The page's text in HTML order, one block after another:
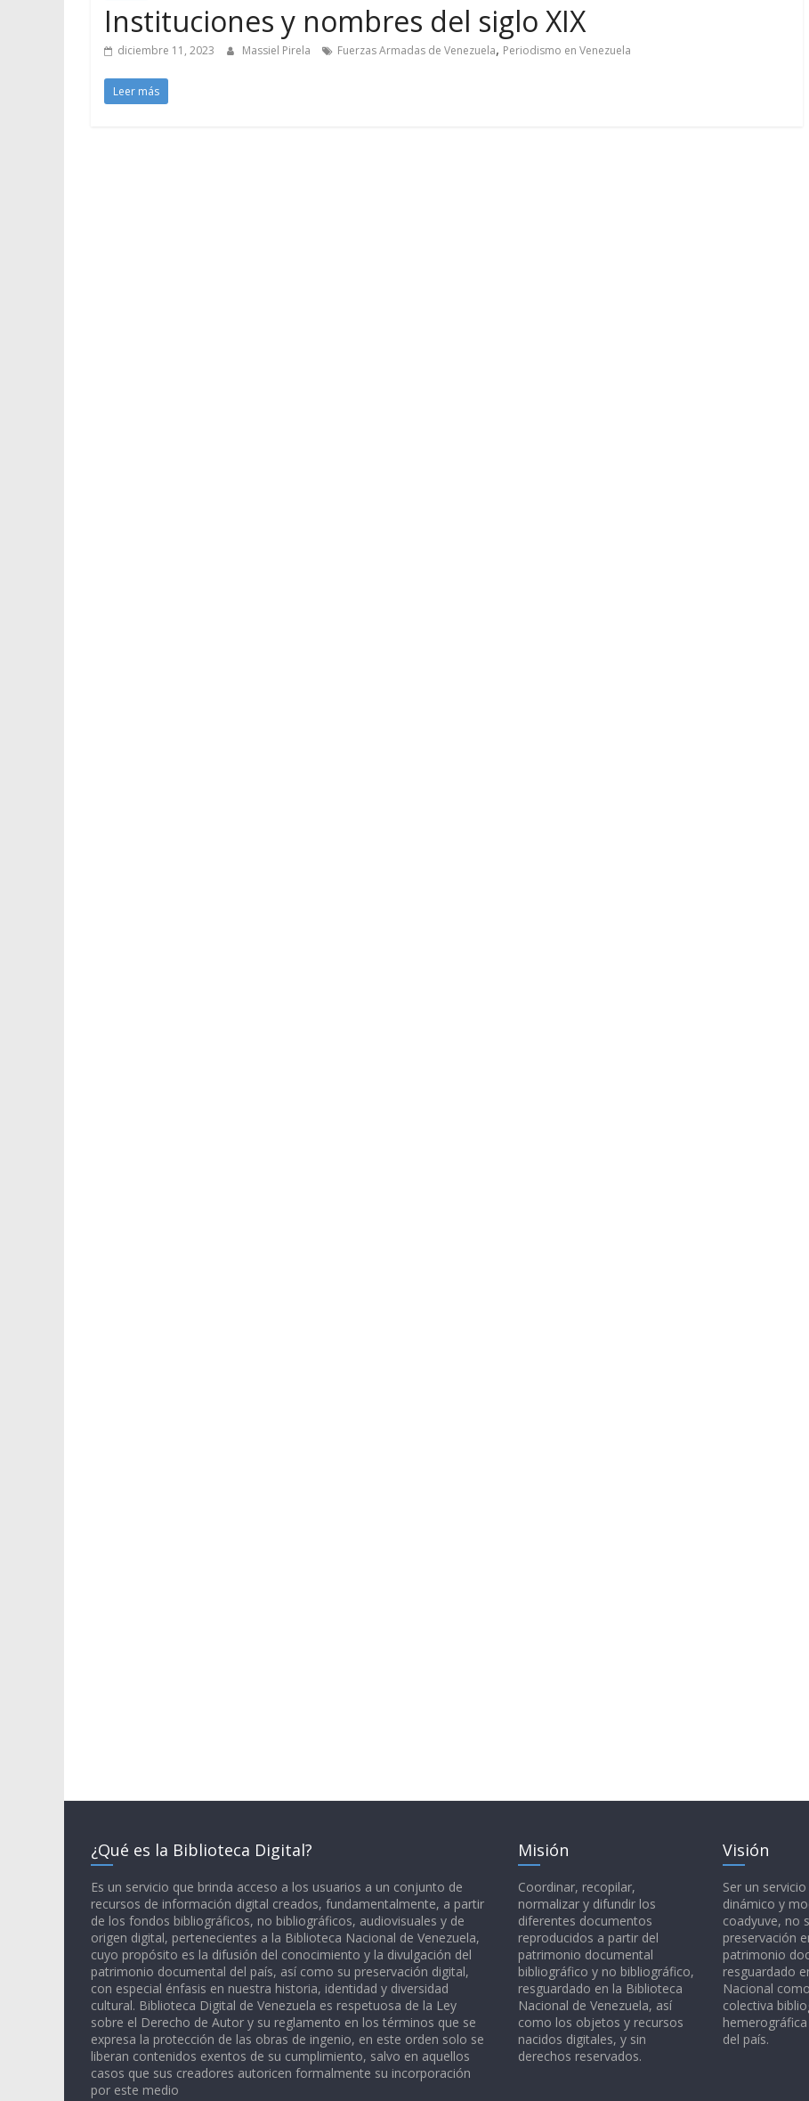
Instituciones y nombres del siglo XIX
diciembre 11, 2023 Massiel Pirela Fuerzas Armadas de Venezuela, Periodismo en Venezuela
Leer más
¿Qué es la Biblioteca Digital?
Es un servicio que brinda acceso a los usuarios a un conjunto de
recursos de información digital creados, fundamentalmente, a partir
de los fondos bibliográficos, no bibliográficos, audiovisuales y de
origen digital, pertenecientes a la Biblioteca Nacional de Venezuela,
cuyo propósito es la difusión del conocimiento y la divulgación del
patrimonio documental del país, así como su preservación digital,
con especial énfasis en nuestra historia, identidad y diversidad
cultural. Biblioteca Digital de Venezuela es respetuosa de la Ley
sobre el Derecho de Autor y su reglamento en los términos que se
expresa la protección de las obras de ingenio, en este orden solo se
liberan contenidos exentos de su cumplimiento, salvo en aquellos
casos que sus creadores autoricen formalmente su incorporación
por este medio
Misión
Coordinar, recopilar,
normalizar y difundir los
diferentes documentos
reproducidos a partir del
patrimonio documental
bibliográfico y no bibliográfico,
resguardado en la Biblioteca
Nacional de Venezuela, así
como los objetos y recursos
nacidos digitales, y sin
derechos reservados.
Visión
Ser un
dinámico y
coadyuve, no
preservación
patrimonio
resguardado
Nacional
colectiva
del país.